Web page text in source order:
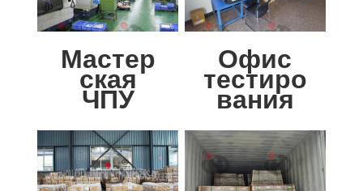
Мастер
ская
ЧПУ
Офис
тестиро
вания